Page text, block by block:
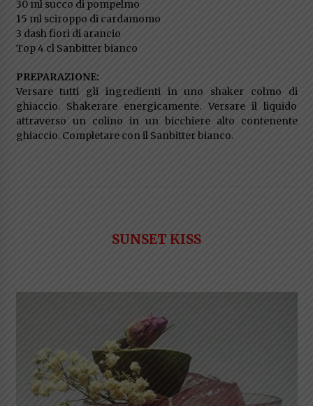
30 ml succo di pompelmo
15 ml sciroppo di cardamomo
3 dash fiori di arancio
Top 4 cl Sanbitter bianco
PREPARAZIONE:
Versare tutti gli ingredienti in uno shaker colmo di
ghiaccio. Shakerare energicamente. Versare il liquido
attraverso un colino in un bicchiere alto contenente
ghiaccio. Completare con il Sanbitter bianco.
SUNSET KISS